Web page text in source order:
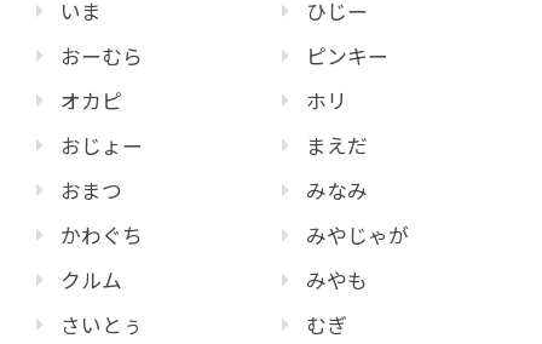
いま
おーむら
オカピ
おじょー
おまつ
かわぐち
クルム
さいとぅ
ひじー
ピンキー
ホリ
まえだ
みなみ
みやじゃが
みやも
むぎ